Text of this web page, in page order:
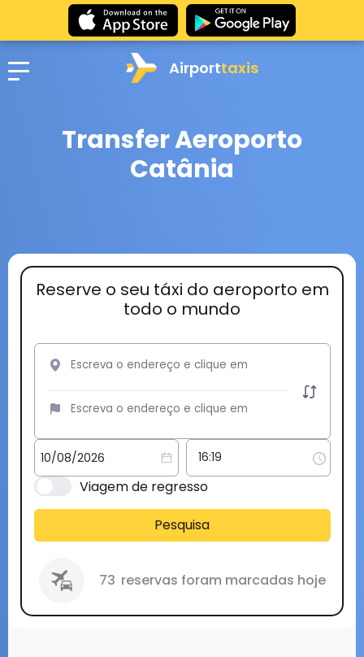
Airporttaxis
Transfer Aeroporto
Catânia
Reserve o seu táxi do aeroporto em
todo o mundo
Viagem de regresso
Pesquisa
73 reservas foram marcadas hoje